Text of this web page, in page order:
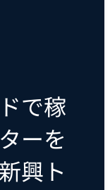
で稼
ーを
興ト